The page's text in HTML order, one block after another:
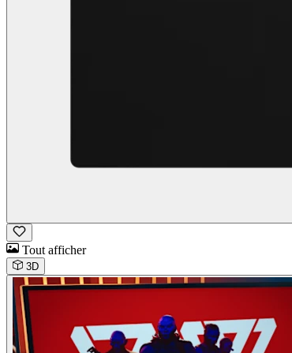
Tout afficher
3D